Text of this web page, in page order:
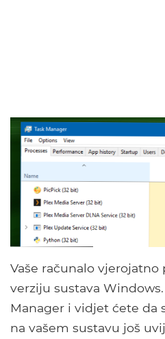
Vaše računalo
verziju sustava
Manager i vidjet ćete da
na vašem sustavu još